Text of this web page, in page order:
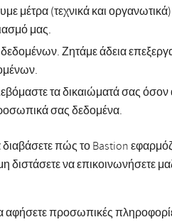
(τεχνικά και
μας.
Ζητάμε άδεια
τα δικαιώματά σας
σας δεδομένα.
πώς το Bastion
να επικοινωνήσετε
αφήσετε προσωπικές